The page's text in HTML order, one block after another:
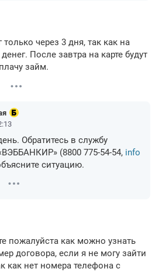
через 3 дня, так как на
После завтра на карте будут
займ.
Обратитесь в службу
(8800 775-54-54, info
ситуацию.
пожалуйста как можно узнать
договора, если я не могу зайти
как нет номера телефона с